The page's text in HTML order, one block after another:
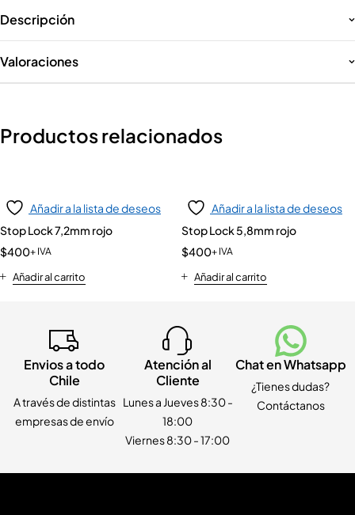
Descripción
Valoraciones
Productos relacionados
Añadir a la lista de deseos
Stop Lock 7,2mm rojo
$400+ IVA
Añadir al carrito
Añadir a la lista de deseos
Stop Lock 5,8mm rojo
$400+ IVA
Añadir al carrito
Envios a todo
Chile
A través de distintas
empresas de envío
Atención al
Cliente
Lunes a Jueves 8:30 -
18:00
Viernes 8:30 - 17:00
Chat en Whatsapp
¿Tienes dudas?
Contáctanos